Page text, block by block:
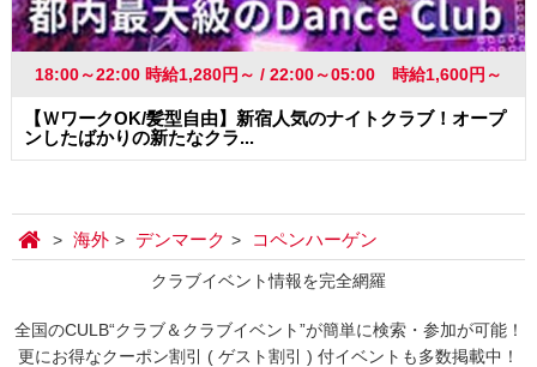
18:00～22:00 時給1,280円～ / 22:00～05:00 時給1,600円～
【ＷワークOK/髪型自由】新宿人気のナイトクラブ！オープ
ンしたばかりの新たなクラ...
海外 デンマーク コペンハーゲン
クラブイベント情報を完全網羅
全国のCULB“クラブ＆クラブイベント”が簡単に検索・参加が可能！
更にお得なクーポン割引 ( ゲスト割引 ) 付イベントも多数掲載中！